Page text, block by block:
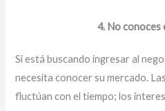
4. No conoces
Si está buscando ingresar al
necesita conocer su mercado.
fluctúan con el tiempo; los